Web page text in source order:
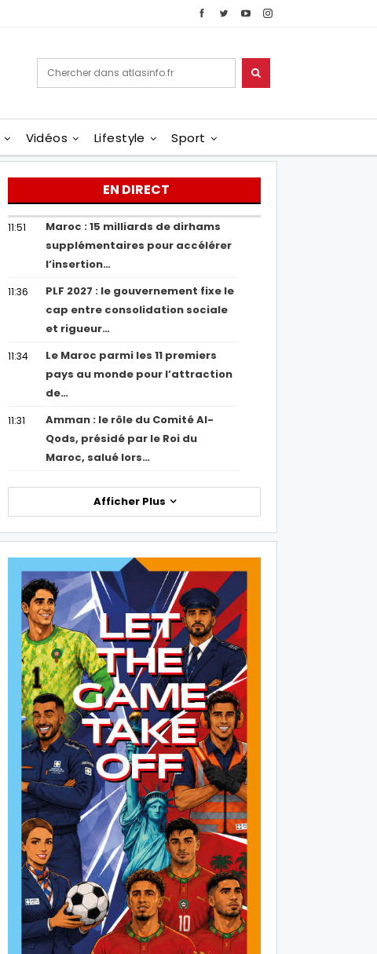
Vidéos Lifestyle Sport
EN DIRECT
11:51
Maroc : 15 milliards de dirhams
supplémentaires pour accélérer
l’insertion…
11:36
PLF 2027 : le gouvernement fixe le
cap entre consolidation sociale
et rigueur…
11:34
Le Maroc parmi les 11 premiers
pays au monde pour l’attraction
de…
11:31
Amman : le rôle du Comité Al-
Qods, présidé par le Roi du
Maroc, salué lors…
Afficher Plus